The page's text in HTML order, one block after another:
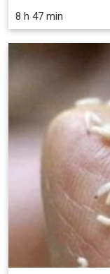
8 h 47 min